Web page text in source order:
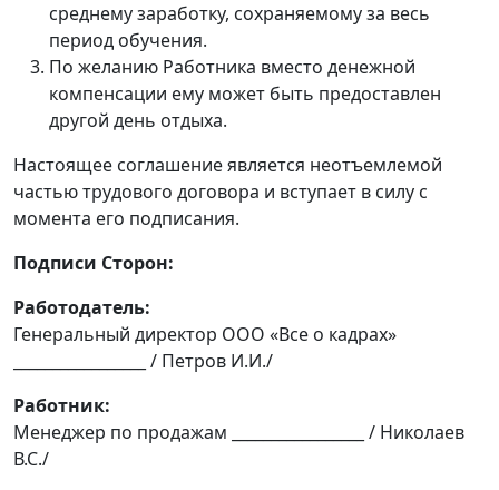
среднему заработку, сохраняемому за весь
период обучения.
По желанию Работника вместо денежной
компенсации ему может быть предоставлен
другой день отдыха.
Настоящее соглашение является неотъемлемой
частью трудового договора и вступает в силу с
момента его подписания.
Подписи Сторон:
Работодатель:
Генеральный директор ООО «Все о кадрах»
_________________ / Петров И.И./
Работник:
Менеджер по продажам _________________ / Николаев
В.С./